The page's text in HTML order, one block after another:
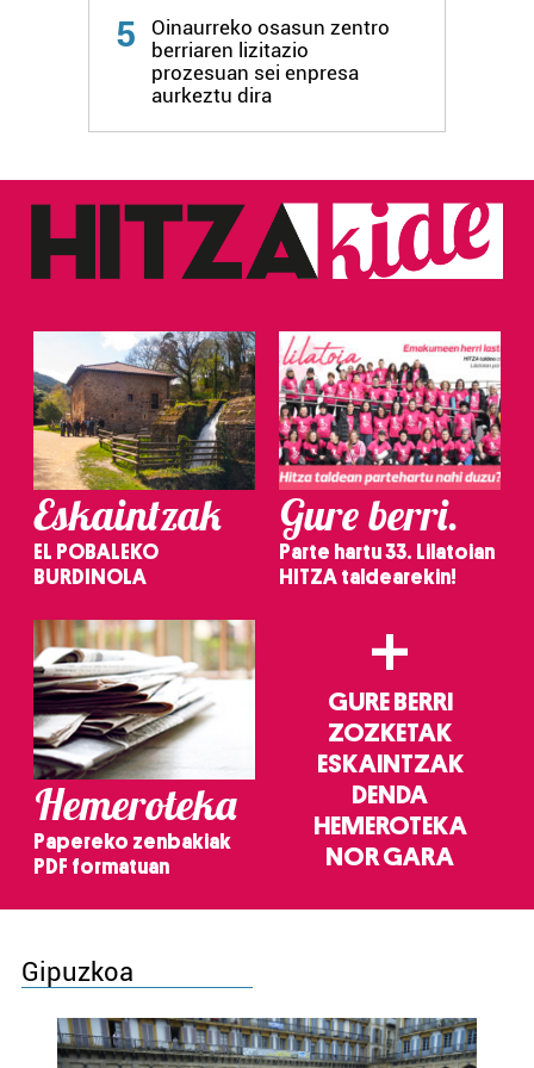
5
Oinaurreko osasun zentro
berriaren lizitazio
prozesuan sei enpresa
aurkeztu dira
Eskaintzak
EL POBALEKO
BURDINOLA
Gure berri.
Parte hartu 33. Lilatoian
HITZA taldearekin!
Hemeroteka
Papereko zenbakiak
PDF formatuan
+
GURE BERRI
ZOZKETAK
ESKAINTZAK
DENDA
HEMEROTEKA
NOR GARA
Gipuzkoa